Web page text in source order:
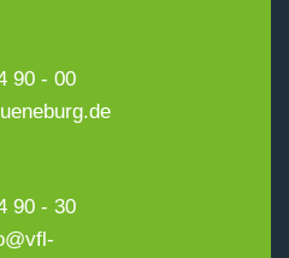
90 - 00
90 - 30